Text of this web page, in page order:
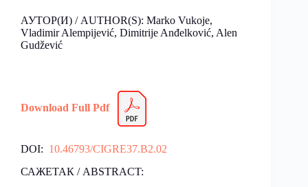
АУТОР(И) / AUTHOR(S): Marko Vukoje,
Vladimir Alempijević, Dimitrije Anđelković, Alen
Gudžević
Download Full Pdf
DOI: 10.46793/CIGRE37.B2.02
САЖЕТАК / ABSTRACT: